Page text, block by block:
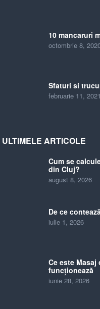
10 mancaruri
octombrie 8,
Sfaturi si
februarie 11, 2021
ULTIMELE ARTICOLE
Cum se
din Cluj?
august 8, 2026
De ce
iulie 1, 2026
Ce este
funcționează
iunie 28, 2026